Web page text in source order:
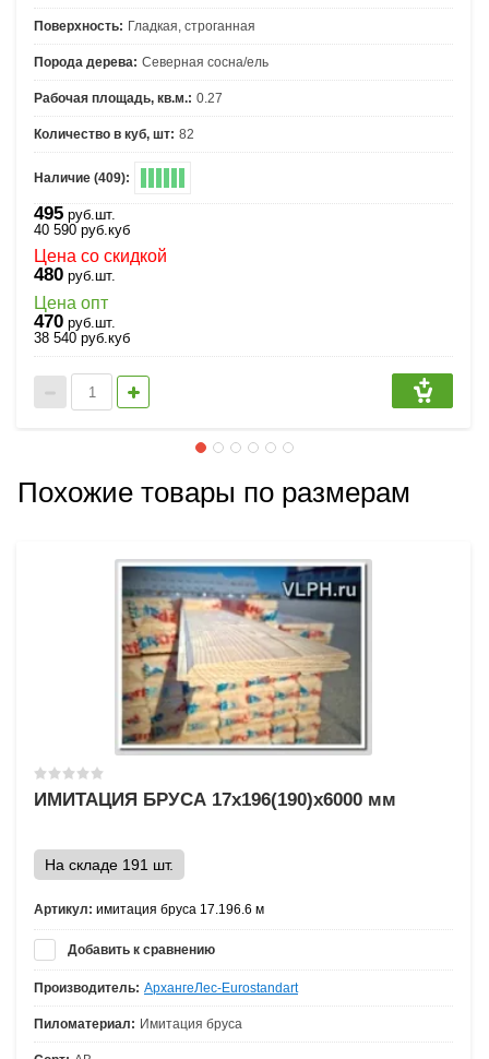
Поверхность: Гладкая, строганная
Порода дерева: Северная сосна/ель
Рабочая площадь, кв.м.: 0.27
Количество в куб, шт: 82
Наличие (409):
495 руб.шт.
40 590 руб.куб
Цена со скидкой
480 руб.шт.
Цена опт
470 руб.шт.
38 540 руб.куб
Похожие товары по размерам
ИМИТАЦИЯ БРУСА 17х196(190)х6000 мм
На складе 191 шт.
Артикул: имитация бруса 17.196.6 м
Добавить к сравнению
Производитель: АрхангеЛес-Eurostandart
Пиломатериал: Имитация бруса